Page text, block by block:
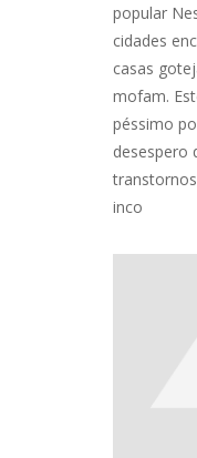
popular
cidades
casas
mofam.
péssimo
desespero
inco